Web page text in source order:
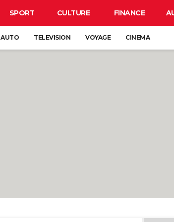
SPORT CULTURE FINANCE
AUTO TELEVISION VOYAGE CINEMA